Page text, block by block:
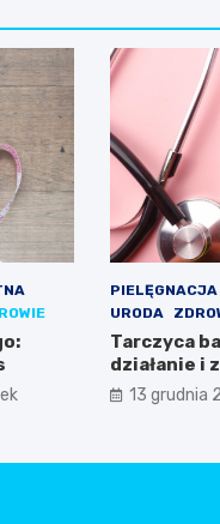
PIELĘGNACJA
URODA
Tarczyca
działanie i
codziennej
13 grudnia